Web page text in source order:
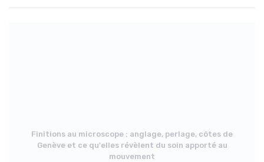
Finitions au microscope : anglage, perlage, côtes de
Genève et ce qu'elles révèlent du soin apporté au
mouvement